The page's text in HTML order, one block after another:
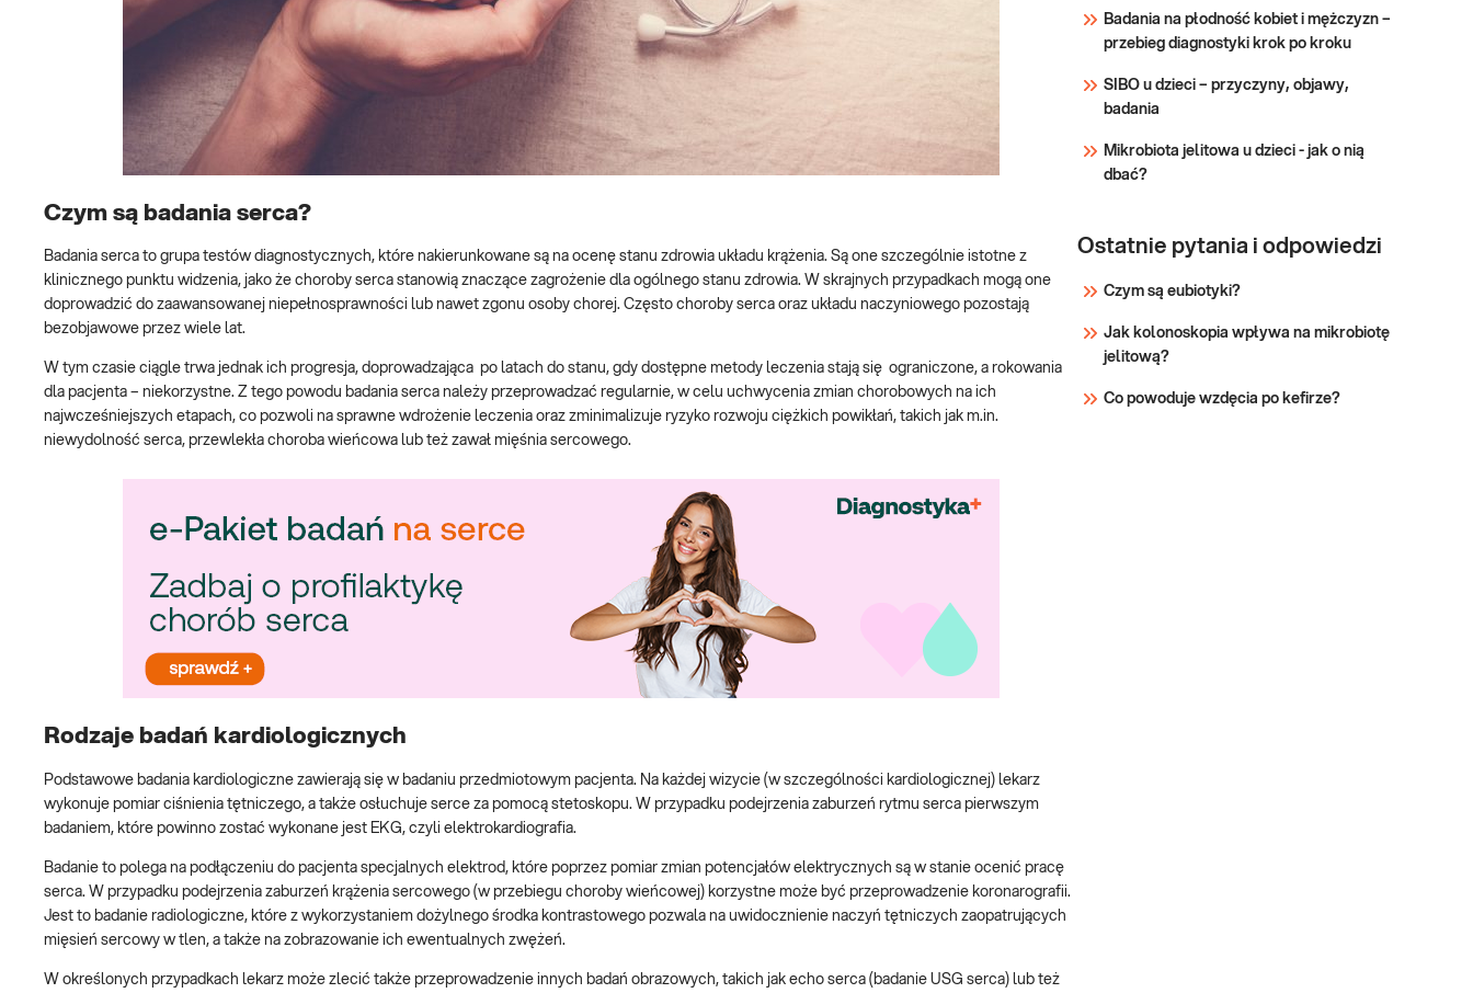
Czym są badania serca?
Badania serca to grupa testów diagnostycznych, które nakierunkowane są na ocenę stanu zdrowia układu krążenia. Są one szczególnie istotne z
klinicznego punktu widzenia, jako że choroby serca stanowią znaczące zagrożenie dla ogólnego stanu zdrowia. W skrajnych przypadkach mogą one
doprowadzić do zaawansowanej niepełnosprawności lub nawet zgonu osoby chorej. Często choroby serca oraz układu naczyniowego pozostają
bezobjawowe przez wiele lat.
W tym czasie ciągle trwa jednak ich progresja, doprowadzająca po latach do stanu, gdy dostępne metody leczenia stają się ograniczone, a rokowania
dla pacjenta – niekorzystne. Z tego powodu badania serca należy przeprowadzać regularnie, w celu uchwycenia zmian chorobowych na ich
najwcześniejszych etapach, co pozwoli na sprawne wdrożenie leczenia oraz zminimalizuje ryzyko rozwoju ciężkich powikłań, takich jak m.in.
niewydolność serca, przewlekła choroba wieńcowa lub też zawał mięśnia sercowego.
Rodzaje badań kardiologicznych
Podstawowe badania kardiologiczne zawierają się w badaniu przedmiotowym pacjenta. Na każdej wizycie (w szczególności kardiologicznej) lekarz
wykonuje pomiar ciśnienia tętniczego, a także osłuchuje serce za pomocą stetoskopu. W przypadku podejrzenia zaburzeń rytmu serca pierwszym
badaniem, które powinno zostać wykonane jest EKG, czyli elektrokardiografia.
Badanie to polega na podłączeniu do pacjenta specjalnych elektrod, które poprzez pomiar zmian potencjałów elektrycznych są w stanie ocenić pracę
serca. W przypadku podejrzenia zaburzeń krążenia sercowego (w przebiegu choroby wieńcowej) korzystne może być przeprowadzenie koronarografii.
Jest to badanie radiologiczne, które z wykorzystaniem dożylnego środka kontrastowego pozwala na uwidocznienie naczyń tętniczych zaopatrujących
mięsień sercowy w tlen, a także na zobrazowanie ich ewentualnych zwężeń.
W określonych przypadkach lekarz może zlecić także przeprowadzenie innych badań obrazowych, takich jak echo serca (badanie USG serca) lub też
&bdquo;Badanie
cholesterolu&rdquo;.
Badanie cholesterolu
oraz w ocenie ryzyka miaż
Sprawdź
Badania na płodność kobiet i mężczyzn –
przebieg diagnostyki krok po kroku
SIBO u dzieci – przyczyny, objawy,
badania
Mikrobiota jelitowa u dzieci - jak o nią
dbać?
Ostatnie pytania i odpowiedzi
Czym są eubiotyki?
Jak kolonoskopia wpływa na mikrobiotę
jelitową?
Co powoduje wzdęcia po kefirze?